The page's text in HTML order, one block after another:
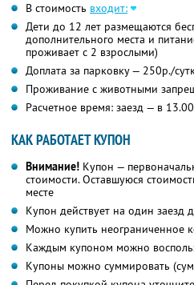
В стоимость входит:
Дети до 12 лет размещаются
дополнительного места и
проживает с 2 взрослыми)
Доплата за парковку — 250р./
Проживание с животными
Расчетное время: заезд — в
КАК РАБОТАЕТ КУПОН
Внимание! Купон —
стоимости. Оставшуюся
месте
Купон действует на один заезд
Можно купить неограниченное
Каждым купоном можно
Купоны можно суммировать